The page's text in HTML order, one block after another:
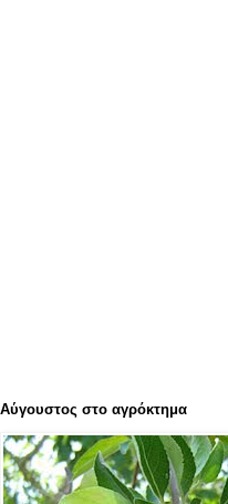
Αύγουστος στο αγρόκτημα